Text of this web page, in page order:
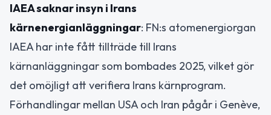
IAEA saknar insyn i Irans
kärnenergianläggningar: FN:s atomenergiorgan
IAEA har inte fått tillträde till Irans
kärnanläggningar som bombades 2025, vilket gör
det omöjligt att verifiera Irans kärnprogram.
Förhandlingar mellan USA och Iran pågår i Genève,